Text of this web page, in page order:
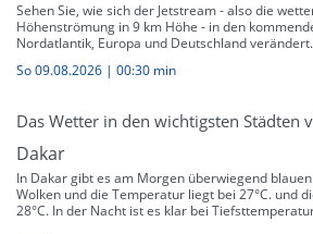
Sehen Sie, wie sich der Jetstream - also die
Höhenströmung in 9 km Höhe - in den
Nordatlantik, Europa und Deutschland verändert.
So 09.08.2026 | 00:30 min
Das Wetter in den wichtigsten Städten
Dakar
In Dakar gibt es am Morgen überwiegend
Wolken und die Temperatur liegt bei 27°C. und
28°C. In der Nacht ist es klar bei